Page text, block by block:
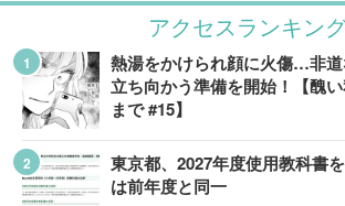
アクセスランキン
熱湯をかけられ顔に火傷…非
立ち向かう準備を開始！【醜
まで #15】
東京都、2027年度使用教科書
は前年度と同一